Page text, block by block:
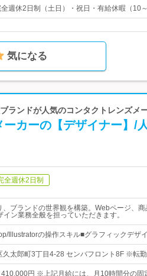
週休2日制（土日）・祝日・有給休暇（10～
気になる
ランドが人気のコンタクトレンズメ
ーカーの【デザイナー】/
全週休2日制
ブランドの世界観を構築。Webページ、商
ン業務全般を担っていただきます。
Illustratorの操作スキル■グラフィックデザ
久太郎町3丁目4-28 センバフロント8F ※転
円 ※上記月給には、月10時間分の固